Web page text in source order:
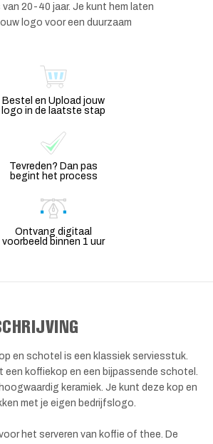
20-40 jaar. Je kunt hem laten
logo voor een duurzaam
Bestel en Upload jouw
logo in de laatste stap
Tevreden? Dan pas
begint het process
Ontvang digitaal
voorbeeld binnen 1 uur
en schotel is een klassiek serviesstuk.
koffiekop en een bijpassende schotel.
keramiek. Je kunt deze kop en
met je eigen bedrijfslogo.
het serveren van koffie of thee. De